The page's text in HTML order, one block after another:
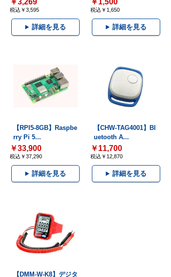
￥3,269
税込￥3,595
詳細を見る
￥1,500
税込￥1,650
詳細を見る
【RPI5-8GB】Raspbe
rry Pi 5...
￥33,900
税込￥37,290
詳細を見る
【CHW-TAG4001】Bl
uetooth A...
￥11,700
税込￥12,870
詳細を見る
【DMM-W-K8】デジタ